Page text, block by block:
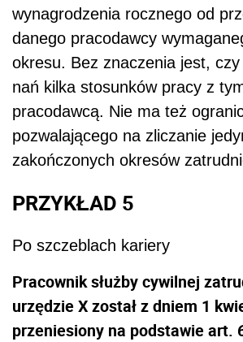
wynagrodzenia rocznego od
danego pracodawcy
okresu. Bez znaczenia jest, czy
nań kilka stosunków pracy z
pracodawcą. Nie ma też
pozwalającego na zliczanie
zakończonych okresów
PRZYKŁAD 5
Po szczeblach kariery
Pracownik służby cywilnej
urzędzie X został z dniem 1
przeniesiony na podstawie art.